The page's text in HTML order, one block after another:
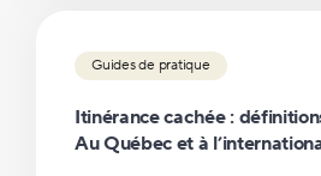
Guides de pratique
Itinérance cachée :
Au Québec et à